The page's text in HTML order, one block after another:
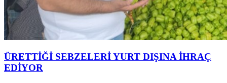
ÜRETTİĞİ SEBZELERİ YURT DIŞINA İHRAÇ
EDİYOR